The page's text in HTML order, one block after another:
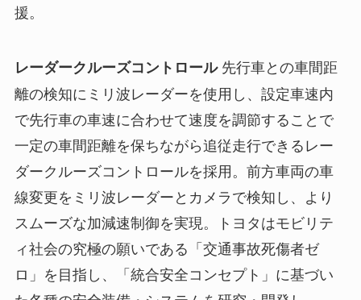
援。
レーダークルーズコントロール先行車との車間距
離の検知にミリ波レーダーを使用し、設定車速内
で先行車の車速に合わせて速度を調節することで
一定の車間距離を保ちながら追従走行できるレー
ダークルーズコントロールを採用。前方車両の車
線変更をミリ波レーダーとカメラで検知し、より
スムーズな加減速制御を実現。トヨタはモビリテ
ィ社会の究極の願いである「交通事故死傷者ゼ
ロ」を目指し、「統合安全コンセプト」に基づい